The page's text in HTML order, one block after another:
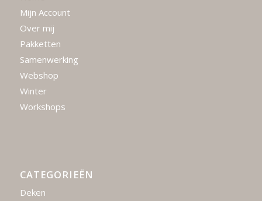
Mijn Account
Over mij
Pakketten
Samenwerking
Webshop
Winter
Workshops
CATEGORIEËN
Deken